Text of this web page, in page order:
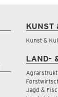
KUNST
Kunst &
LAND-
Jagd &